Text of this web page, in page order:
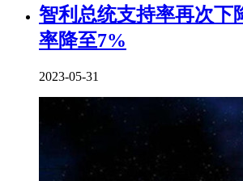
智利总统支持率再次下
率降至7%
2023-05-31